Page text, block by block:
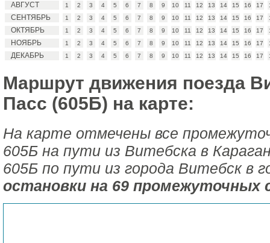
АВГУСТ 1 2 3 4 5 6 7 8 9 10 11 12 13 14 15 16 17
СЕНТЯБРЬ 1 2 3 4 5 6 7 8 9 10 11 12 13 14 15 16 17
ОКТЯБРЬ 1 2 3 4 5 6 7 8 9 10 11 12 13 14 15 16 17
НОЯБРЬ 1 2 3 4 5 6 7 8 9 10 11 12 13 14 15 16 17
ДЕКАБРЬ 1 2 3 4 5 6 7 8 9 10 11 12 13 14 15 16 17
Маршрут движения поезда
Пасс (605Б) на карте:
На карте отмечены все
605Б на пути из Витебска в
605Б по пути из города Витебск в
остановки на 69 промежуточных